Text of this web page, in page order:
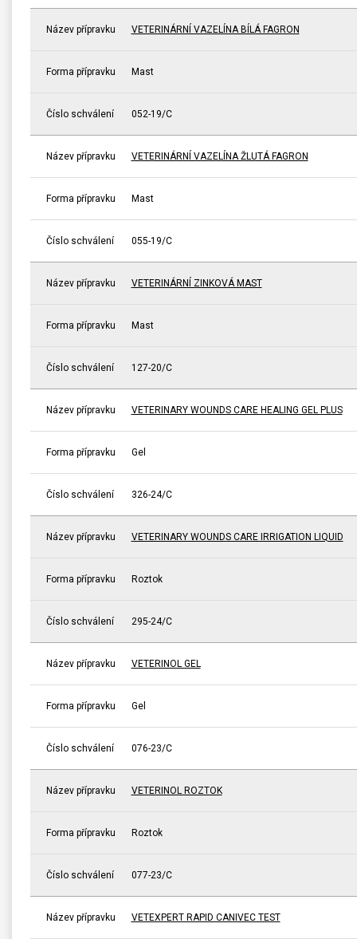
Název přípravku VETERINÁRNÍ VAZELÍNA BÍLÁ FAGRON
Forma přípravku Mast
Číslo schválení 052-19/C
Název přípravku VETERINÁRNÍ VAZELÍNA ŽLUTÁ FAGRON
Forma přípravku Mast
Číslo schválení 055-19/C
Název přípravku VETERINÁRNÍ ZINKOVÁ MAST
Forma přípravku Mast
Číslo schválení 127-20/C
Název přípravku VETERINARY WOUNDS CARE HEALING GEL PLUS
Forma přípravku Gel
Číslo schválení 326-24/C
Název přípravku VETERINARY WOUNDS CARE IRRIGATION LIQUID
Forma přípravku Roztok
Číslo schválení 295-24/C
Název přípravku VETERINOL GEL
Forma přípravku Gel
Číslo schválení 076-23/C
Název přípravku VETERINOL ROZTOK
Forma přípravku Roztok
Číslo schválení 077-23/C
Název přípravku VETEXPERT RAPID CANIVEC TEST